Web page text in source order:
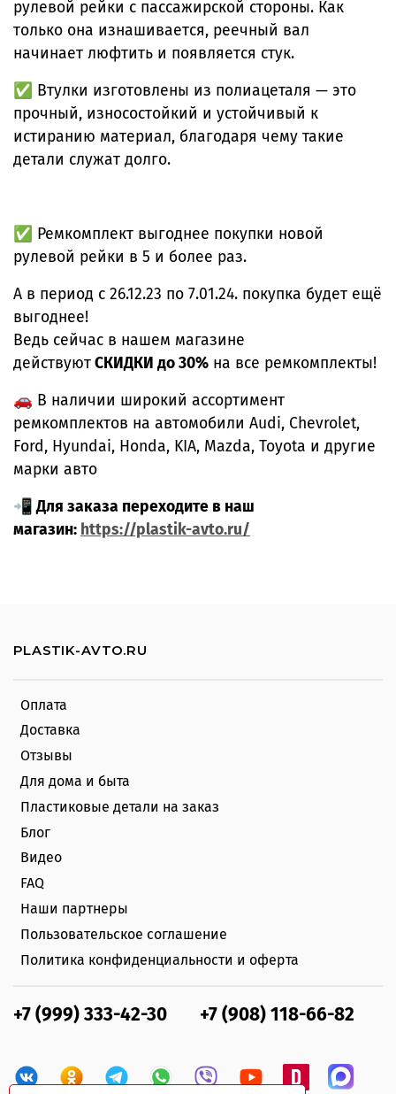
рулевой рейки с пассажирской стороны. Как
только она изнашивается, реечный вал
начинает люфтить и появляется стук.
✅ Втулки изготовлены из полиацеталя — это
прочный, износостойкий и устойчивый к
истиранию материал, благодаря чему такие
детали служат долго.
✅ Ремкомплект выгоднее покупки новой
рулевой рейки в 5 и более раз.
А в период с 26.12.23 по 7.01.24. покупка будет ещё
выгоднее!
Ведь сейчас в нашем магазине
действуютСКИДКИ до 30% на все ремкомплекты!
🚗 В наличии широкий ассортимент
ремкомплектов на автомобили Audi, Chevrolet,
Ford, Hyundai, Honda, KIA, Mazda, Toyota и другие
марки авто
📲 Для заказа переходите в наш
магазин: https://plastik-avto.ru/
Оплата
Доставка
Отзывы
Для дома и быта
Пластиковые детали на заказ
Блог
Видео
FAQ
Наши партнеры
Пользовательское соглашение
Политика конфиденциальности и оферта
+7 (999) 333-42-30 +7 (908) 118-66-82
PLASTIK-AVTO.RU